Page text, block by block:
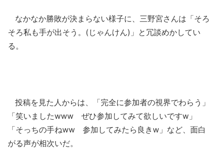
なかなか勝敗が決まらない様子に、三野宮さんは「そろ
そろ私も手が出そう。(じゃんけん)」と冗談めかしてい
る。
投稿を見た人からは、「完全に参加者の視界でわらう」
「笑いましたwww ぜひ参加してみて欲しいですw」
「そっちの手ねww 参加してみたら良きw」など、面白
がる声が相次いだ。